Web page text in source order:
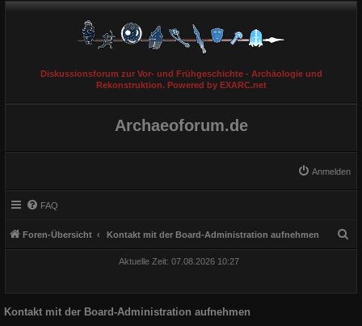
Diskussionsforum zur Vor- und Frühgeschichte - Archäologie und
Rekonstruktion. Powered by EXARC.net
Archaeoforum.de
Anmelden
FAQ
Foren-Übersicht Kontakt mit der Board-Administration aufnehmen
Aktuelle Zeit: 07.08.2026 10:27
Kontakt mit der Board-Administration aufnehmen